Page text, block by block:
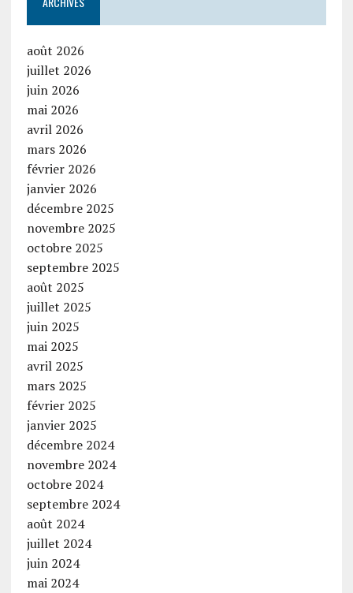
août 2026
juillet 2026
juin 2026
mai 2026
avril 2026
mars 2026
février 2026
janvier 2026
décembre 2025
novembre 2025
octobre 2025
septembre 2025
août 2025
juillet 2025
juin 2025
mai 2025
avril 2025
mars 2025
février 2025
janvier 2025
décembre 2024
novembre 2024
octobre 2024
septembre 2024
août 2024
juillet 2024
juin 2024
mai 2024